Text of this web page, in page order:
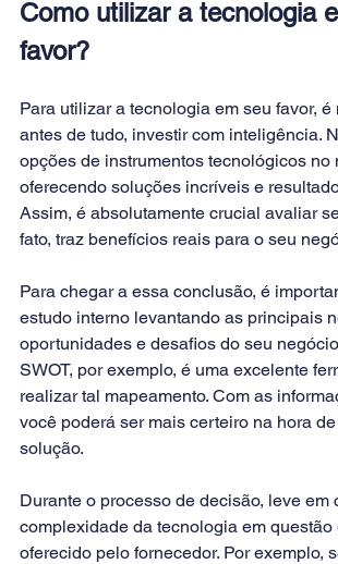
Como utilizar a tecnologia
favor?
Para utilizar a tecnologia em seu favor, é
antes de tudo, investir com inteligência.
opções de instrumentos tecnológicos no
oferecendo soluções incríveis e
Assim, é absolutamente crucial avaliar
fato, traz benefícios reais para o seu
Para chegar a essa conclusão, é
estudo interno levantando as principais
oportunidades e desafios do seu
SWOT, por exemplo, é uma excelente
realizar tal mapeamento. Com as
você poderá ser mais certeiro na hora
solução.
Durante o processo de decisão, leve em
complexidade da tecnologia em questão
oferecido pelo fornecedor. Por exemplo,